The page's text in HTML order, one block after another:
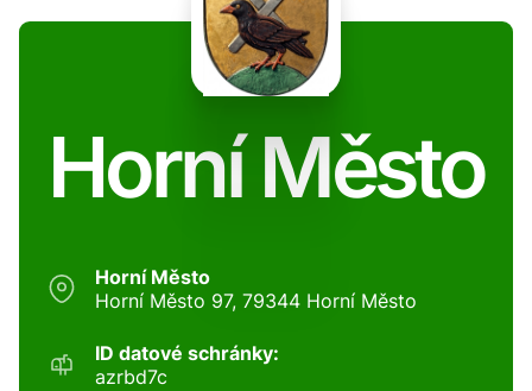
Horní Město
Horní Město
Horní Město 97, 79344 Horní Město
ID datové schránky:
azrbd7c